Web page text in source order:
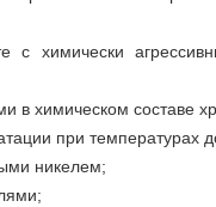
с химически
в химическом составе
при температурах
никелем;